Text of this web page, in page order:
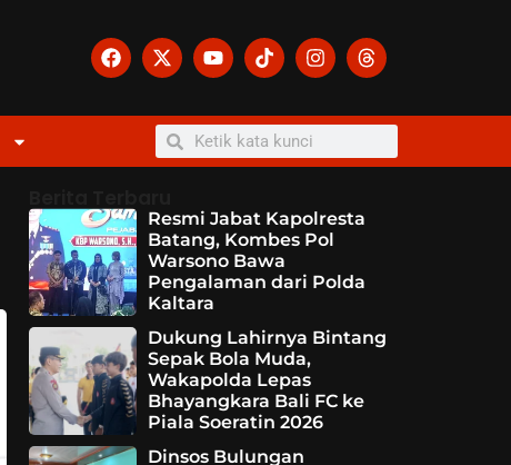
Resmi Jabat Kapolresta
Batang, Kombes Pol
Warsono Bawa
Pengalaman dari Polda
Kaltara
Dukung Lahirnya Bintang
Sepak Bola Muda,
Wakapolda Lepas
Bhayangkara Bali FC ke
Piala Soeratin 2026
Dinsos Bulungan